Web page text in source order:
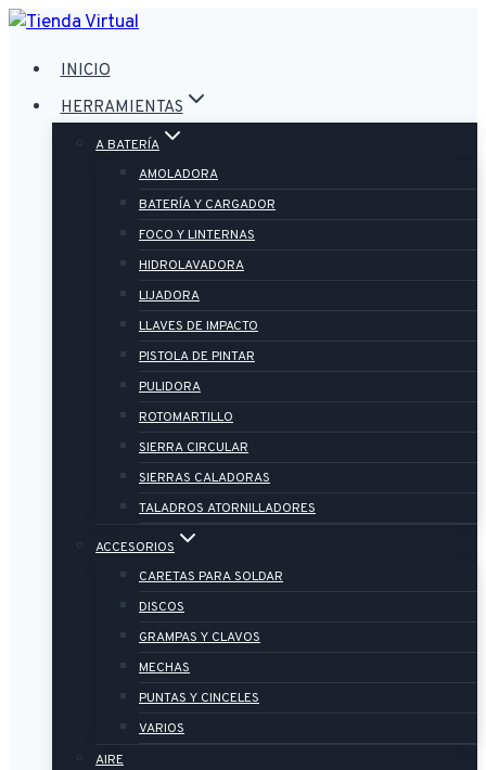
Saltar
contenido
INICIO
HERRAMIENTAS
A BATERÍA
AMOLADORA
BATERÍA Y CARGADOR
FOCO Y LINTERNAS
HIDROLAVADORA
LIJADORA
LLAVES DE IMPACTO
PISTOLA DE PINTAR
PULIDORA
ROTOMARTILLO
SIERRA CIRCULAR
SIERRAS CALADORAS
TALADROS ATORNILLADORES
ACCESORIOS
CARETAS PARA SOLDAR
DISCOS
GRAMPAS Y CLAVOS
MECHAS
PUNTAS Y CINCELES
VARIOS
AIRE